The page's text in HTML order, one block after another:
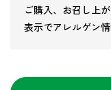
ご購入、お召し上
表示でアレルゲン